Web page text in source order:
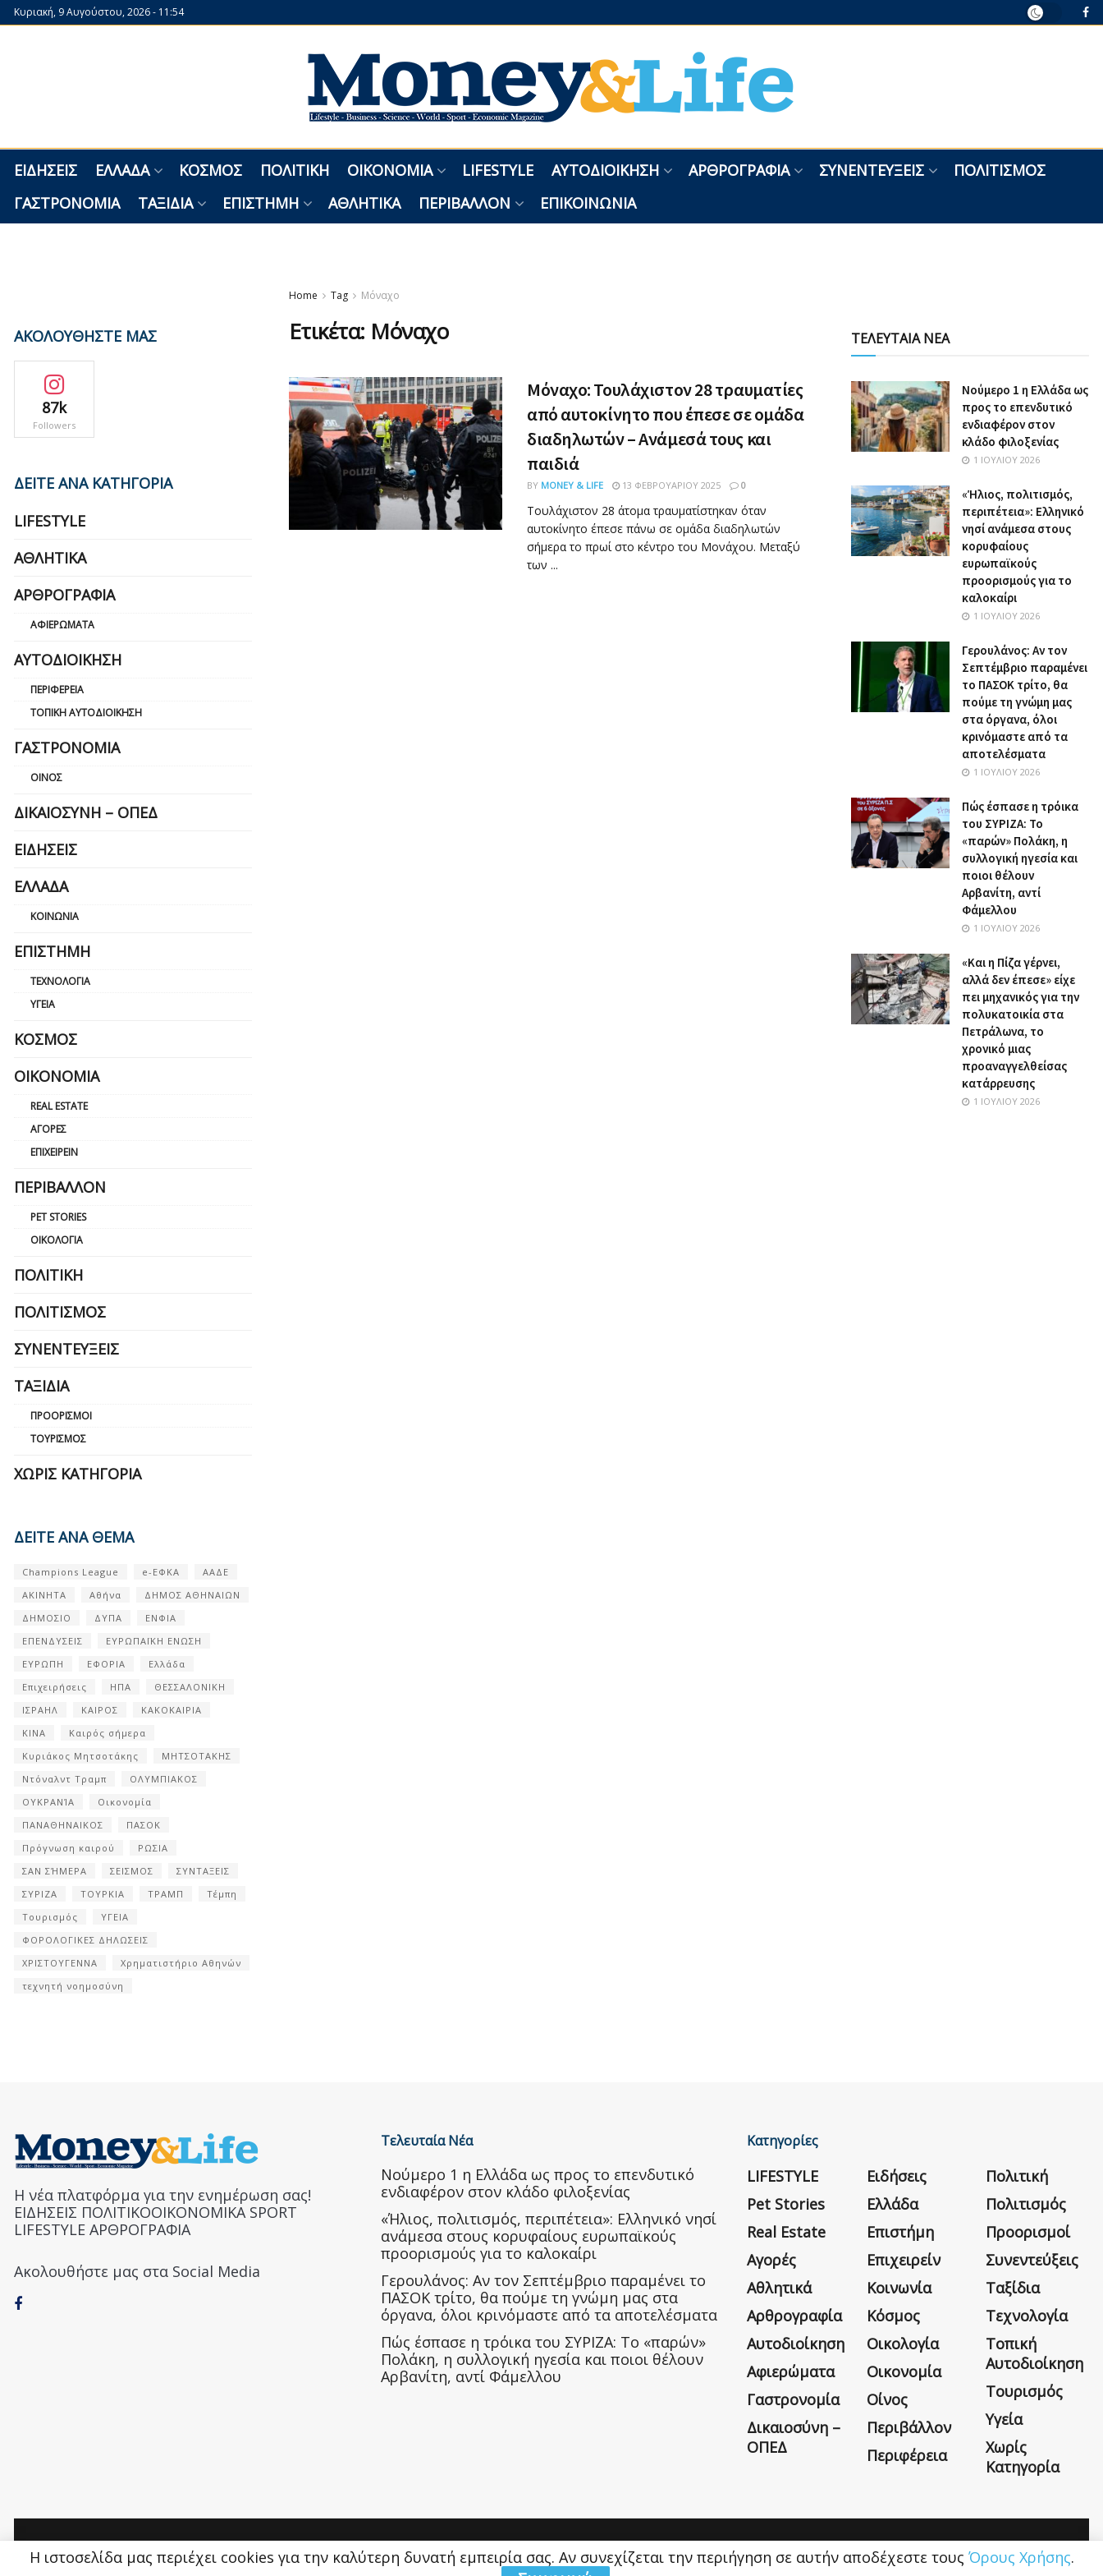
Κυριακή, 9 Αυγούστου, 2026 - 11:54
ΕΙΔΉΣΕΙΣ ΕΛΛΆΔΑ ΚΌΣΜΟΣ ΠΟΛΙΤΙΚΉ ΟΙΚΟΝΟΜΊΑ LIFESTYLE ΑΥΤΟΔΙΟΊΚΗΣΗ ΑΡΘΡΟΓΡΑΦΊΑ ΣΥΝΕΝΤΕΎΞΕΙΣ
ΠΟΛΙΤΙΣΜΌΣ
ΓΑΣΤΡΟΝΟΜΊΑ
ΤΑΞΊΔΙΑ ΕΠΙΣΤΉΜΗ ΑΘΛΗΤΙΚΆ ΠΕΡΙΒΆΛΛΟΝ ΕΠΙΚΟΙΝΩΝΊΑ
Home Tag Μόναχο
Ετικέτα: Μόναχο
Μόναχο: Τουλάχιστον 28 τραυματίες
από αυτοκίνητο που έπεσε σε ομάδα
διαδηλωτών – Ανάμεσά τους και
παιδιά
BY MONEY & LIFE 13 ΦΕΒΡΟΥΑΡΊΟΥ 2025 0
Τουλάχιστον 28 άτομα τραυματίστηκαν όταν
αυτοκίνητο έπεσε πάνω σε ομάδα διαδηλωτών
σήμερα το πρωί στο κέντρο του Μονάχου. Μεταξύ
των ...
ΑΚΟΛΟΥΘΗΣΤΕ ΜΑΣ
87k
Followers
ΔΕΙΤΕ ΑΝΑ ΚΑΤΗΓΟΡΙΑ
LIFESTYLE
ΑΘΛΗΤΙΚΆ
ΑΡΘΡΟΓΡΑΦΊΑ
ΑΦΙΕΡΏΜΑΤΑ
ΑΥΤΟΔΙΟΊΚΗΣΗ
ΠΕΡΙΦΈΡΕΙΑ
ΤΟΠΙΚΉ ΑΥΤΟΔΙΟΊΚΗΣΗ
ΓΑΣΤΡΟΝΟΜΊΑ
ΟΊΝΟΣ
ΔΙΚΑΙΟΣΎΝΗ – ΟΠΕΔ
ΕΙΔΉΣΕΙΣ
ΕΛΛΆΔΑ
ΚΟΙΝΩΝΊΑ
ΕΠΙΣΤΉΜΗ
ΤΕΧΝΟΛΟΓΊΑ
ΥΓΕΊΑ
ΚΌΣΜΟΣ
ΟΙΚΟΝΟΜΊΑ
REAL ESTATE
ΑΓΟΡΈΣ
ΕΠΙΧΕΙΡΕΊΝ
ΠΕΡΙΒΆΛΛΟΝ
PET STORIES
ΟΙΚΟΛΟΓΊΑ
ΠΟΛΙΤΙΚΉ
ΠΟΛΙΤΙΣΜΌΣ
ΣΥΝΕΝΤΕΎΞΕΙΣ
ΤΑΞΊΔΙΑ
ΠΡΟΟΡΙΣΜΟΊ
ΤΟΥΡΙΣΜΌΣ
ΧΩΡΊΣ ΚΑΤΗΓΟΡΊΑ
ΔΕΙΤΕ ΑΝΑ ΘΕΜΑ
Champions League e-ΕΦΚΑ
ΑΑΔΕ
ΑΚΙΝΗΤΑ
Αθήνα
ΔΗΜΟΣ ΑΘΗΝΑΙΩΝ
ΔΗΜΟΣΙΟ
ΔΥΠΑ
ΕΝΦΙΑ
ΕΠΕΝΔΥΣΕΙΣ
ΕΥΡΩΠΑΪΚΗ ΕΝΩΣΗ
ΕΥΡΩΠΗ
ΕΦΟΡΙΑ
Ελλάδα
Επιχειρήσεις
ΗΠΑ
ΘΕΣΣΑΛΟΝΙΚΗ
ΙΣΡΑΗΛ
ΚΑΙΡΟΣ
ΚΑΚΟΚΑΙΡΙΑ
ΚΙΝΑ
Καιρός σήμερα
Κυριάκος Μητσοτάκης
ΜΗΤΣΟΤΑΚΗΣ
Ντόναλντ Τραμπ
ΟΛΥΜΠΙΑΚΟΣ
ΟΥΚΡΑΝΊΑ
Οικονομία
ΠΑΝΑΘΗΝΑΙΚΟΣ
ΠΑΣΟΚ
Πρόγνωση καιρού
ΡΩΣΙΑ
ΣΑΝ ΣΉΜΕΡΑ
ΣΕΙΣΜΟΣ
ΣΥΝΤΑΞΕΙΣ
ΣΥΡΙΖΑ
ΤΟΥΡΚΙΑ ΤΡΑΜΠ
Τέμπη
Τουρισμός
ΥΓΕΙΑ
ΦΟΡΟΛΟΓΙΚΕΣ ΔΗΛΩΣΕΙΣ
ΧΡΙΣΤΟΥΓΕΝΝΑ
Χρηματιστήριο Αθηνών
τεχνητή νοημοσύνη
ΤΕΛΕΥΤΑΙΑ ΝΕΑ
Nούμερο 1 η Ελλάδα ως
προς το επενδυτικό
ενδιαφέρον στον
κλάδο φιλοξενίας
1 ΙΟΥΛΊΟΥ 2026
«Ήλιος, πολιτισμός,
περιπέτεια»: Ελληνικό
νησί ανάμεσα στους
κορυφαίους
ευρωπαϊκούς
προορισμούς για το
καλοκαίρι
1 ΙΟΥΛΊΟΥ 2026
Γερουλάνος: Αν τον
Σεπτέμβριο παραμένει
το ΠΑΣΟΚ τρίτο, θα
πούμε τη γνώμη μας
στα όργανα, όλοι
κρινόμαστε από τα
αποτελέσματα
1 ΙΟΥΛΊΟΥ 2026
Πώς έσπασε η τρόικα
του ΣΥΡΙΖΑ: Το
«παρών» Πολάκη, η
συλλογική ηγεσία και
ποιοι θέλουν
Αρβανίτη, αντί
Φάμελλου
1 ΙΟΥΛΊΟΥ 2026
«Και η Πίζα γέρνει,
αλλά δεν έπεσε» είχε
πει μηχανικός για την
πολυκατοικία στα
Πετράλωνα, το
χρονικό μιας
προαναγγελθείσας
κατάρρευσης
1 ΙΟΥΛΊΟΥ 2026
Η νέα πλατφόρμα για την ενημέρωση σας!
ΕΙΔΗΣΕΙΣ ΠΟΛΙΤΙΚΟΟΙΚΟΝΟΜΙΚΑ SPORT
LIFESTYLE ΑΡΘΡΟΓΡΑΦΙΑ
Ακολουθήστε μας στα Social Media
Τελευταία Νέα
Nούμερο 1 η Ελλάδα ως προς το επενδυτικό
ενδιαφέρον στον κλάδο φιλοξενίας
«Ήλιος, πολιτισμός, περιπέτεια»: Ελληνικό νησί
ανάμεσα στους κορυφαίους ευρωπαϊκούς
προορισμούς για το καλοκαίρι
Γερουλάνος: Αν τον Σεπτέμβριο παραμένει το
ΠΑΣΟΚ τρίτο, θα πούμε τη γνώμη μας στα
όργανα, όλοι κρινόμαστε από τα αποτελέσματα
Πώς έσπασε η τρόικα του ΣΥΡΙΖΑ: Το «παρών»
Πολάκη, η συλλογική ηγεσία και ποιοι θέλουν
Αρβανίτη, αντί Φάμελλου
Κατηγορίες
LIFESTYLE
Pet Stories
Real Estate
Αγορές
Αθλητικά
Αρθρογραφία
Αυτοδιοίκηση
Αφιερώματα
Γαστρονομία
Δικαιοσύνη –
ΟΠΕΔ
Ειδήσεις
Ελλάδα
Επιστήμη
Επιχειρείν
Κοινωνία
Κόσμος
Οικολογία
Οικονομία
Οίνος
Περιβάλλον
Περιφέρεια
Πολιτική
Πολιτισμός
Προορισμοί
Συνεντεύξεις
Ταξίδια
Τεχνολογία
Τοπική
Αυτοδιοίκηση
Τουρισμός
Υγεία
Χωρίς
Κατηγορία
Η εταιρεία Όροι Χρήσης Επικοινωνία
Η ιστοσελίδα μας περιέχει cookies για την καλύτερη δυνατή εμπειρία σας. Αν συνεχίζεται την περιήγηση σε αυτήν αποδέχεστε τους Όρους Χρήσης.